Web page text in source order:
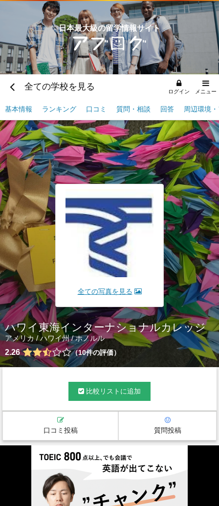
日本最大級の留学情報サイト
全ての学校を見る ログイン メニュー
基本情報 ランキング 口コミ 質問・相談 回答 周辺環境
全ての写真を見る
ハワイ東海インターナショナルカレッジ
アメリカ/ハワイ州/ホノルル
2.26
10件の評価
比較リストに追加
口コミ投稿 質問投稿